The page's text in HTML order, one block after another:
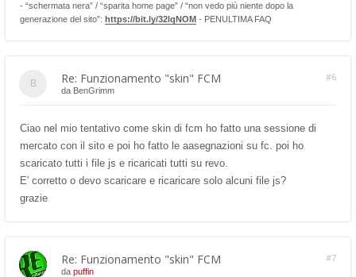
- “schermata nera” / “sparita home page” / “non vedo più niente dopo la
generazione del sito”: https://bit.ly/32lqNOM - PENULTIMA FAQ
Re: Funzionamento "skin" FCM #6
da BenGrimm
Ciao nel mio tentativo come skin di fcm ho fatto una sessione di
mercato con il sito e poi ho fatto le aasegnazioni su fc. poi ho
scaricato tutti i file js e ricaricati tutti su revo.
E' corretto o devo scaricare e ricaricare solo alcuni file js?
grazie
Re: Funzionamento "skin" FCM #7
da puffin